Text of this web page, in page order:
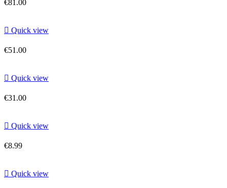
€81.00
 Quick view
€51.00
 Quick view
€31.00
 Quick view
€8.99
 Quick view